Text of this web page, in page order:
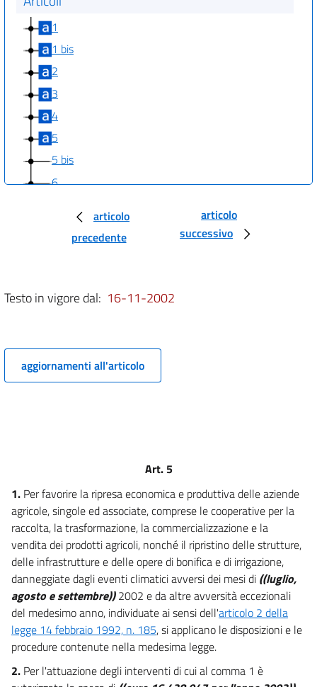
1
1 bis
2
3
4
5
5 bis
6
articolo
precedente
articolo
successivo
Testo in vigore dal: 16-11-2002
aggiornamenti all'articolo
Art. 5
1. Per favorire la ripresa economica e produttiva delle aziende
agricole, singole ed associate, comprese le cooperative per la
raccolta, la trasformazione, la commercializzazione e la
vendita dei prodotti agricoli, nonché il ripristino delle strutture,
delle infrastrutture e delle opere di bonifica e di irrigazione,
danneggiate dagli eventi climatici avversi dei mesi di ((luglio,
agosto e settembre))2002 e da altre avversità eccezionali
del medesimo anno, individuate ai sensi dell'articolo 2 della
legge 14 febbraio 1992, n. 185, si applicano le disposizioni e le
procedure contenute nella medesima legge.
2. Per l'attuazione degli interventi di cui al comma 1 è